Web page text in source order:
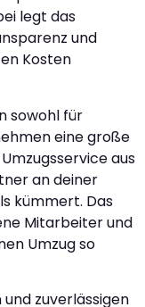
legt das
und
Kosten
sowohl für
eine große
aus
an deiner
kümmert. Das
Mitarbeiter und
Umzug so
zuverlässigen